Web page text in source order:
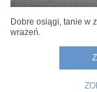
Dobre osiągi, tanie w
wrażeń.